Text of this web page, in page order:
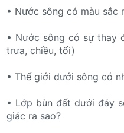
• Nước sông có màu sắc
• Nước sông có sự thay
trưa, chiều, tối)
• Thế giới dưới sông có
• Lớp bùn đất dưới đáy
giác ra sao?